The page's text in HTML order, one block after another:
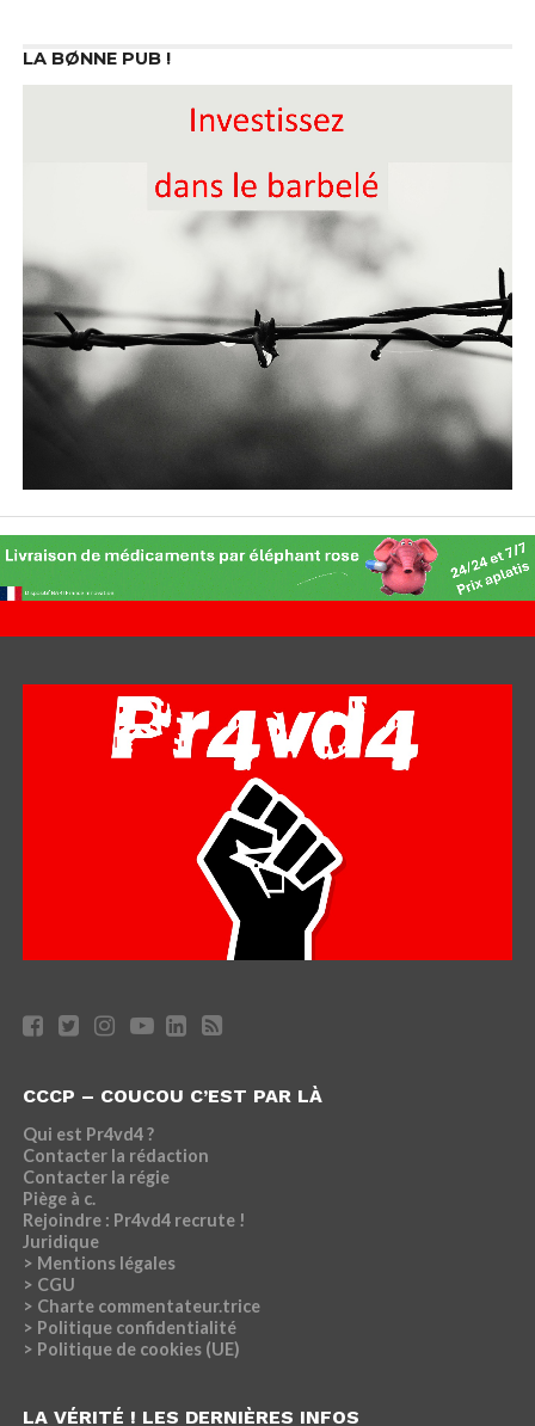
LA BØNNE PUB !
CCCP – COUCOU C’EST PAR LÀ
Qui est Pr4vd4 ?
Contacter la rédaction
Contacter la régie
Piège à c.
Rejoindre : Pr4vd4 recrute !
Juridique
> Mentions légales
> CGU
> Charte commentateur.trice
> Politique confidentialité
> Politique de cookies (UE)
LA VÉRITÉ ! LES DERNIÈRES INFOS